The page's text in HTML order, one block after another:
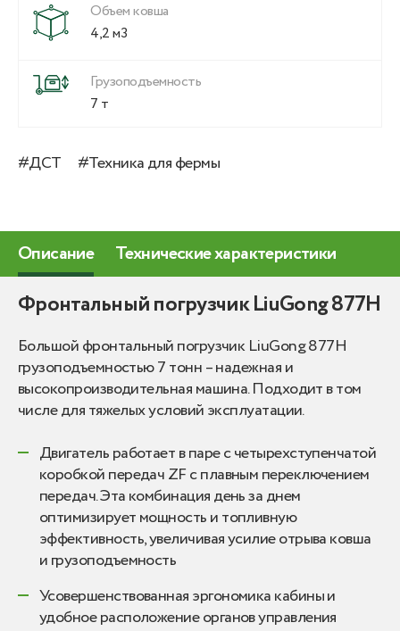
Объем ковша
4,2 м3
Грузоподъемность
7 т
#ДСТ #Техника для фермы
Описание Технические характеристики
Фронтальный погрузчик LiuGong 877H
Большой фронтальный погрузчик LiuGong 877H
грузоподъемностью 7 тонн – надежная и
высокопроизводительная машина. Подходит в том
числе для тяжелых условий эксплуатации.
Двигатель работает в паре с четырехступенчатой ​​
коробкой передач ZF с плавным переключением
передач. Эта комбинация день за днем ​​
оптимизирует мощность и топливную
эффективность, увеличивая усилие отрыва ковша
и грузоподъемность
Усовершенствованная эргономика кабины и
удобное расположение органов управления